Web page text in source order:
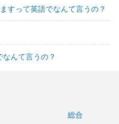
すって英語でなんて言うの？
んて言うの？
総合